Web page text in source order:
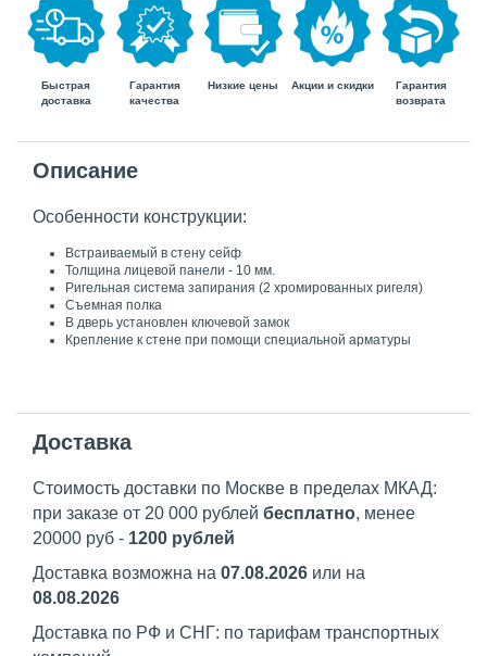
Быстрая
доставка
Гарантия
качества
Низкие цены Акции и скидки
Гарантия
возврата
Описание
Особенности конструкции:
Встраиваемый в стену сейф
Толщина лицевой панели - 10 мм.
Ригельная система запирания (2 хромированных ригеля)
Съемная полка
В дверь установлен ключевой замок
Крепление к стене при помощи специальной арматуры
Доставка
Стоимость доставки по Москве в пределах МКАД:
при заказе от 20 000 рублей бесплатно, менее
20000 руб - 1200 рублей
Доставка возможна на 07.08.2026 или на
08.08.2026
Доставка по РФ и СНГ: по тарифам транспортных